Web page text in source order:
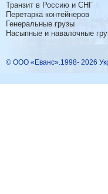
Транзит в Россию и СНГ
Перетарка контейнеров
Генеральные грузы
Насыпные и навалочные
© ООО «Еванс».1998- 2026